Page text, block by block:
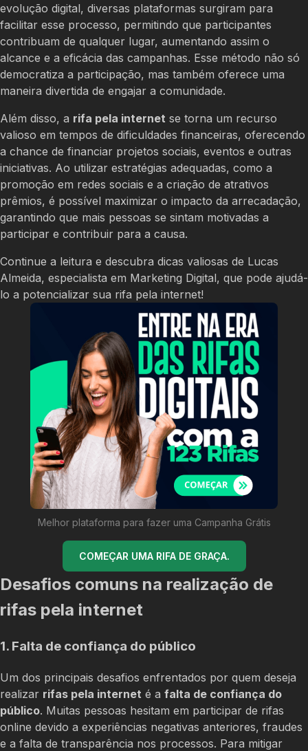
evolução digital, diversas plataformas surgiram para
facilitar esse processo, permitindo que participantes
contribuam de qualquer lugar, aumentando assim o
alcance e a eficácia das campanhas. Esse método não só
democratiza a participação, mas também oferece uma
maneira divertida de engajar a comunidade.
Além disso, a rifa pela internet se torna um recurso
valioso em tempos de dificuldades financeiras, oferecendo
a chance de financiar projetos sociais, eventos e outras
iniciativas. Ao utilizar estratégias adequadas, como a
promoção em redes sociais e a criação de atrativos
prêmios, é possível maximizar o impacto da arrecadação,
garantindo que mais pessoas se sintam motivadas a
participar e contribuir para a causa.
Continue a leitura e descubra dicas valiosas de Lucas
Almeida, especialista em Marketing Digital, que pode ajudá-
lo a potencializar sua rifa pela internet!
Melhor plataforma para fazer uma Campanha Grátis
COMEÇAR UMA RIFA DE GRAÇA.
Desafios comuns na realização de
rifas pela internet
1. Falta de confiança do público
Um dos principais desafios enfrentados por quem deseja
realizar rifas pela internet é a falta de confiança do
público. Muitas pessoas hesitam em participar de rifas
online devido a experiências negativas anteriores, fraudes
e a falta de transparência nos processos. Para mitigar